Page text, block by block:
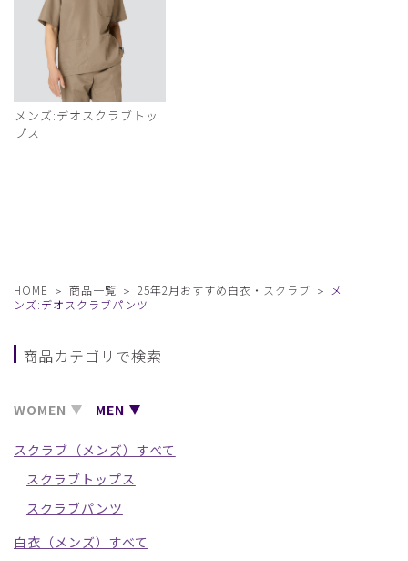
メンズ:デオスクラブトッ
プス
HOME 商品一覧 25年2月おすすめ白衣・スクラブ
メ
ンズ:デオスクラブパンツ
商品カテゴリで検索
WOMEN MEN
スクラブ（メンズ）すべて
スクラブトップス
スクラブパンツ
白衣（メンズ）すべて